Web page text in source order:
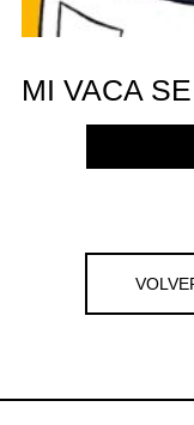
MI VACA